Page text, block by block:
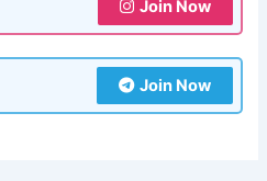
Join Now
Join Now